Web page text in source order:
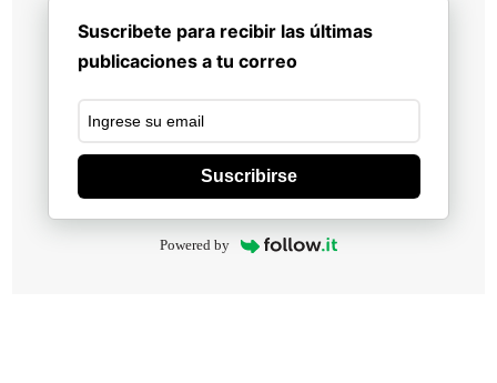
Suscribete para recibir las últimas
publicaciones a tu correo
Suscribirse
Powered by